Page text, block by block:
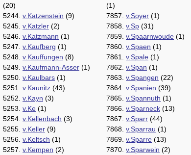
(20)
5244. v.Katzenstein (9)
5245. v.Katzler (2)
5246. v.Katzmann (1)
5247. v.Kaufberg (1)
5248. v.Kauffungen (8)
5249. v.Kaufmann-Asser (1)
5250. v.Kaulbars (1)
5251. v.Kaunitz (43)
5252. v.Kayn (3)
5253. v.Ke (1)
5254. v.Kellenbach (3)
5255. v.Keller (9)
5256. v.Keltsch (1)
5257. v.Kempen (2)
(1)
7857. v.Soyer (1)
7858. v.Sp (31)
7859. v.Spaarnwoude (1)
7860. v.Spaen (1)
7861. v.Spale (1)
7862. v.Span (1)
7863. v.Spangen (22)
7864. v.Spanien (39)
7865. v.Spannuth (1)
7866. v.Sparneck (13)
7867. v.Sparr (44)
7868. v.Sparrau (1)
7869. v.Sparre (13)
7870. v.Sparwein (2)